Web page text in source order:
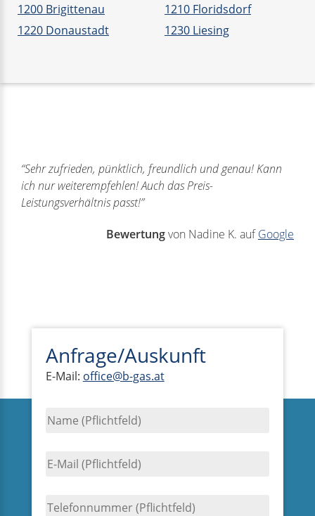
1200 Brigittenau
1210 Floridsdorf
1220 Donaustadt
1230 Liesing
“Sehr zufrieden, pünktlich, freundlich und genau! Kann
ich nur weiterempfehlen! Auch das Preis-
Leistungsverhältnis passt!”
Bewertungvon Nadine K. aufGoogle
Anfrage/Auskunft
E-Mail: office@b-gas.at